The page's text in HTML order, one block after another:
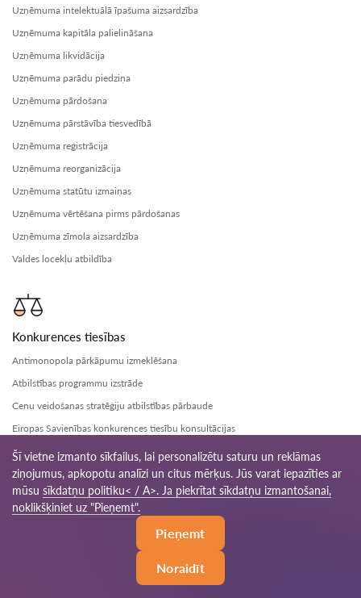
Uzņēmuma intelektuālā īpašuma aizsardzība
Uzņēmuma kapitāla palielināšana
Uzņēmuma likvidācija
Uzņēmuma parādu piedziņa
Uzņēmuma pārdošana
Uzņēmuma pārstāvība tiesvedībā
Uzņēmuma reģistrācija
Uzņēmuma reorganizācija
Uzņēmuma statūtu izmaiņas
Uzņēmuma vērtēšana pirms pārdošanas
Uzņēmuma zīmola aizsardzība
Valdes locekļu atbildība
Konkurences tiesības
Antimonopola pārkāpumu izmeklēšana
Atbilstības programmu izstrāde
Cenu veidošanas stratēģiju atbilstības pārbaude
Eiropas Savienības konkurences tiesību konsultācijas
Karteli un monopolistiskās prakses risināšana
Kartelīšu darbības juridiskā analīze
Konfidenciālās informācijas aizsardzība
Konkurences ierobežojumu riska pārvaldība
Konkurences iestāžu izmeklēšanu atbalsts
Konkurences likuma pārkāpumu izmeklēšana
Konkurences politikas konsultācijas
Šī vietne izmanto sīkfailus, lai personalizētu saturu un reklāmas
ziņojumus, apkopotu analīzi un citus mērķus. Jūs varat iepazīties ar
mūsu sīkdatņu politiku< / A>. Ja piekrītat sīkdatņu izmantošanai,
noklikšķiniet uz "Pieņemt".
Pieņemt
Noraidīt